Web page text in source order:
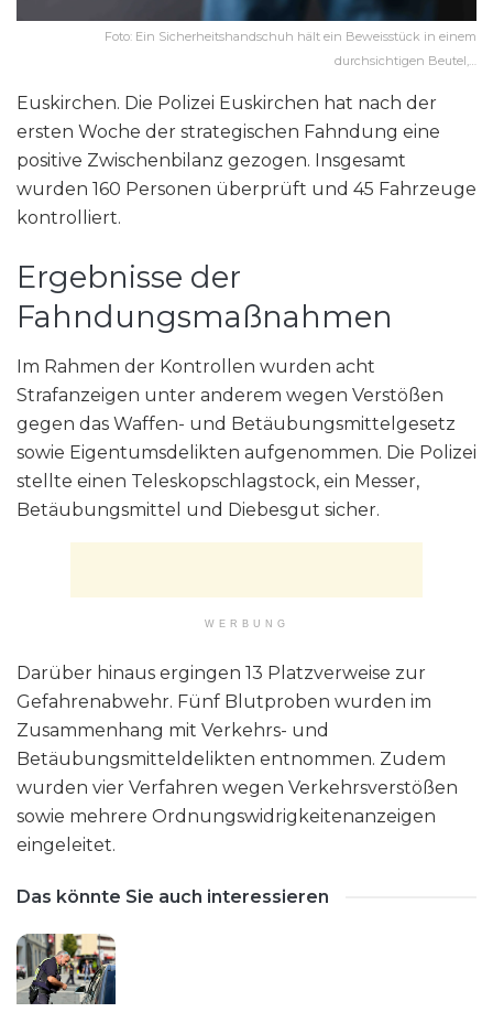
Foto: Ein Sicherheitshandschuh hält ein Beweisstück in einem
durchsichtigen Beutel,…
Euskirchen. Die Polizei Euskirchen hat nach der
ersten Woche der strategischen Fahndung eine
positive Zwischenbilanz gezogen. Insgesamt
wurden 160 Personen überprüft und 45 Fahrzeuge
kontrolliert.
Ergebnisse der
Fahndungsmaßnahmen
Im Rahmen der Kontrollen wurden acht
Strafanzeigen unter anderem wegen Verstößen
gegen das Waffen- und Betäubungsmittelgesetz
sowie Eigentumsdelikten aufgenommen. Die Polizei
stellte einen Teleskopschlagstock, ein Messer,
Betäubungsmittel und Diebesgut sicher.
WERBUNG
Darüber hinaus ergingen 13 Platzverweise zur
Gefahrenabwehr. Fünf Blutproben wurden im
Zusammenhang mit Verkehrs- und
Betäubungsmitteldelikten entnommen. Zudem
wurden vier Verfahren wegen Verkehrsverstößen
sowie mehrere Ordnungswidrigkeitenanzeigen
eingeleitet.
Das könnte Sie auch interessieren